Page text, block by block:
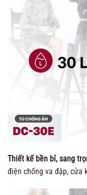
Thiết kế bền bỉ, sang
điện chống va đập, cửa